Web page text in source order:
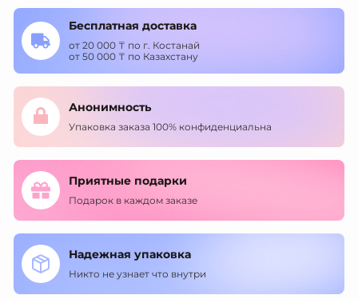
Бесплатная доставка
от 20 000 ₸ по г. Костанай
от 50 000 ₸ по Казахстану
Анонимность
Упаковка заказа 100% конфиденциальна
Приятные подарки
Подарок в каждом заказе
Надежная упаковка
Никто не узнает что внутри